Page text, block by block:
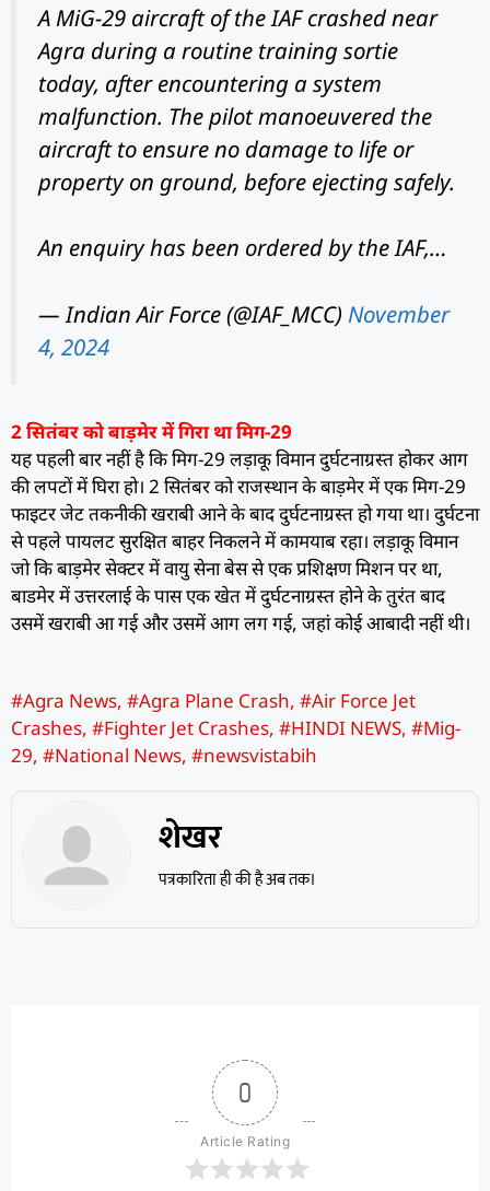
A MiG-29 aircraft of the IAF crashed near
Agra during a routine training sortie
today, after encountering a system
malfunction. The pilot manoeuvered the
aircraft to ensure no damage to life or
property on ground, before ejecting safely.
An enquiry has been ordered by the IAF,…
— Indian Air Force (@IAF_MCC) November
4, 2024
2 सितंबर को बाड़मेर में गिरा था मिग-29
यह पहली बार नहीं है कि मिग-29 लड़ाकू विमान दुर्घटनाग्रस्त होकर आग
की लपटों में घिरा हो। 2 सितंबर को राजस्थान के बाड़मेर में एक मिग-29
फाइटर जेट तकनीकी खराबी आने के बाद दुर्घटनाग्रस्त हो गया था। दुर्घटना
से पहले पायलट सुरक्षित बाहर निकलने में कामयाब रहा। लड़ाकू विमान
जो कि बाड़मेर सेक्टर में वायु सेना बेस से एक प्रशिक्षण मिशन पर था,
बाडमेर में उत्तरलाई के पास एक खेत में दुर्घटनाग्रस्त होने के तुरंत बाद
उसमें खराबी आ गई और उसमें आग लग गई, जहां कोई आबादी नहीं थी।
#Agra News, #Agra Plane Crash, #Air Force Jet
Crashes, #Fighter Jet Crashes, #HINDI NEWS, #Mig-
29, #National News, #newsvistabih
शेखर
पत्रकारिता ही की है अब तक।
0
Article Rating